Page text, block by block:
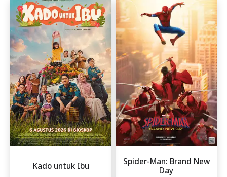
Kado untuk Ibu
Spider-Man: Brand New
Day